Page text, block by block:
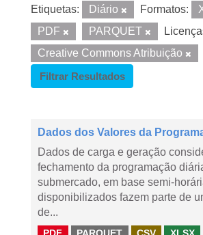
Etiquetas: Diário Formatos:
PDF
PARQUET
Creative Commons Atribuição
Filtrar Resultados
Dados dos Valores da
Dados de carga e geração
fechamento da programação
submercado, em base semi-
disponibilizados fazem parte de
de...